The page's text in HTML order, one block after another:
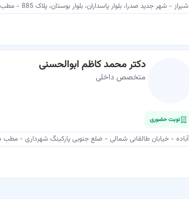
شیراز - شهر جدید صدرا، بلوار پاسداران، بلوار بوستان، پلاک 885 - مطب دکتر علیزاده
دکتر محمد کاظم ابوالحسنی
متخصص داخلی
نوبت حضوری
آباده - خیابان طالقانی شمالی - ضلع جنوبی پارکینگ شهرداری - مطب